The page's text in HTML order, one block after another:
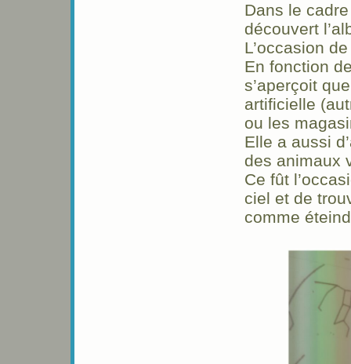
Dans le
découvert
L’occasion
En fonction
s’aperçoit
artificielle
ou les
Elle a aussi
des animaux
Ce fût
ciel et de
comme